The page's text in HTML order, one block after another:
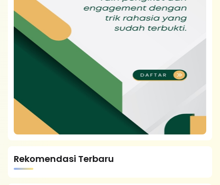
Rekomendasi Terbaru